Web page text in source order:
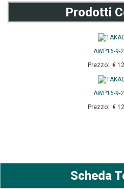
Prodotti
AWP16-9-
Prezzo: €
AWP16-9-
Prezzo: €
Scheda